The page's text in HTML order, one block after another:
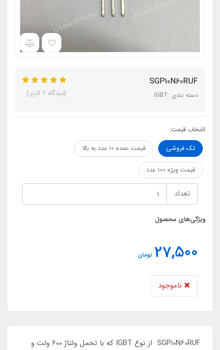
SGP10N60RUF
دسته بندی :IGBT (دیدگاه 2 کاربر)
انتخاب قیمت:
تک فروشی
قیمت عمده 10 عدد به بالا
قیمت ویژه 100 عدد
تعداد
ویژگی‌های محصول
27,500 تومان
ناموجود
SGP10N60RUF از نوع IGBT که با تحمل ولتاژ 600 ولت و